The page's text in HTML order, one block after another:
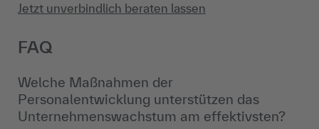
Jetzt unverbindlich beraten lassen
FAQ
Welche Maßnahmen der
Personalentwicklung unterstützen das
Unternehmenswachstum am effektivsten?